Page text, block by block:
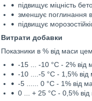
підвищує міцність
зменшує поглинання
підвищує
Витрати добавки
Показники в % від маси
-15 ... -10 °С - 2% від
-10 ....-5 °С - 1,5% від
-5 ...... 0 °С - 1% від
0 ... + 25 °С - 0,5% від